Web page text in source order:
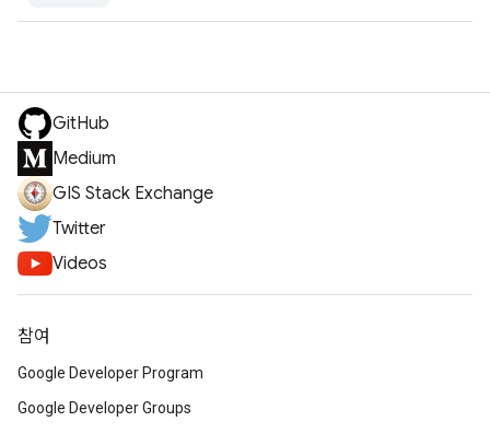
GitHub
Medium
GIS Stack Exchange
Twitter
Videos
참여
Google Developer Program
Google Developer Groups